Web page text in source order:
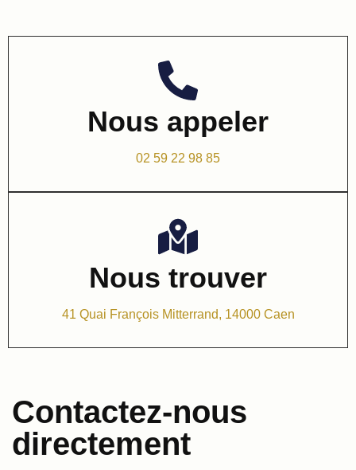
Nous appeler
02 59 22 98 85
Nous trouver
41 Quai François Mitterrand, 14000 Caen
Contactez-nous
directement